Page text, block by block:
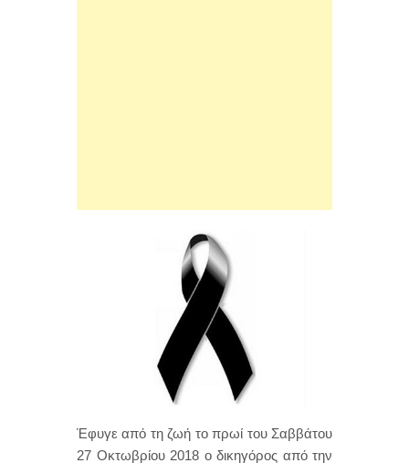
Έφυγε από τη ζωή το πρωί του Σαββάτου
27 Οκτωβρίου 2018 ο δικηγόρος από την